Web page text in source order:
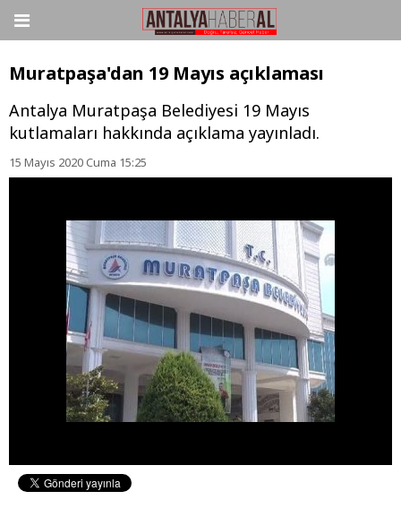
Muratpaşa'dan 19 Mayıs açıklaması
Antalya Muratpaşa Belediyesi 19 Mayıs
kutlamaları hakkında açıklama yayınladı.
15 Mayıs 2020 Cuma 15:25